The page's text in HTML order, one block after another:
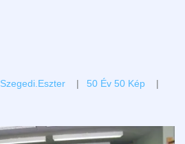
Szegedi.eszter
50 Év 50 Kép